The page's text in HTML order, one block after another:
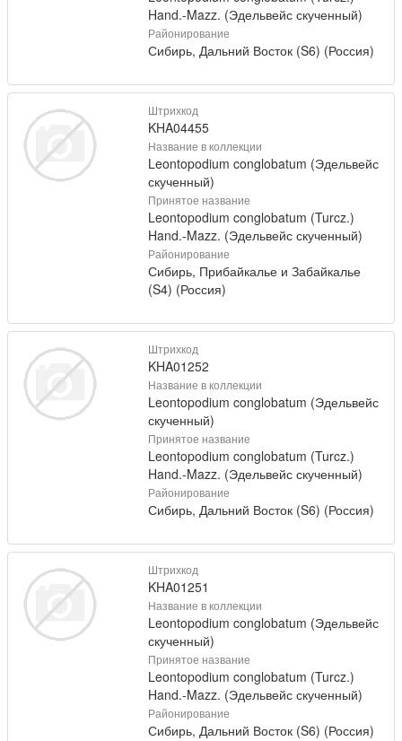
Hand.-Mazz. (Эдельвейс скученный)
Районирование
Сибирь, Дальний Восток (S6) (Россия)
Штрихкод
KHA04455
Название в коллекции
Leontopodium conglobatum (Эдельвейс
скученный)
Принятое название
Leontopodium conglobatum (Turcz.)
Hand.-Mazz. (Эдельвейс скученный)
Районирование
Сибирь, Прибайкалье и Забайкалье
(S4) (Россия)
Штрихкод
KHA01252
Название в коллекции
Leontopodium conglobatum (Эдельвейс
скученный)
Принятое название
Leontopodium conglobatum (Turcz.)
Hand.-Mazz. (Эдельвейс скученный)
Районирование
Сибирь, Дальний Восток (S6) (Россия)
Штрихкод
KHA01251
Название в коллекции
Leontopodium conglobatum (Эдельвейс
скученный)
Принятое название
Leontopodium conglobatum (Turcz.)
Hand.-Mazz. (Эдельвейс скученный)
Районирование
Сибирь, Дальний Восток (S6) (Россия)